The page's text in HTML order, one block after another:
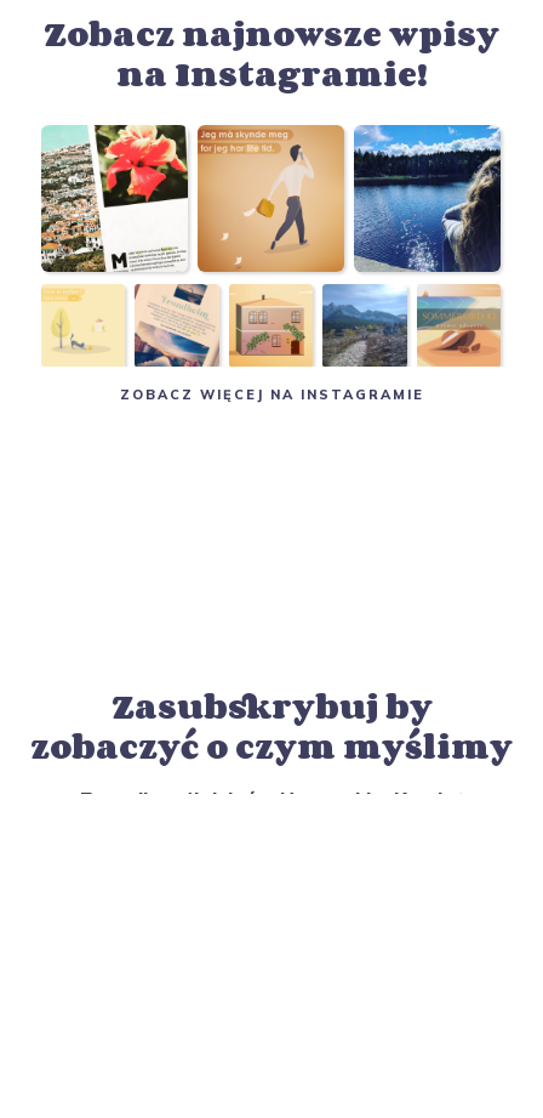
Zobacz najnowsze wpisy
na Instagramie!
ZOBACZ WIĘCEJ NA INSTAGRAMIE
Zasubskrybuj by
zobaczyć o czym myślimy
Zacznij swój dzień z Norweski z Krysią